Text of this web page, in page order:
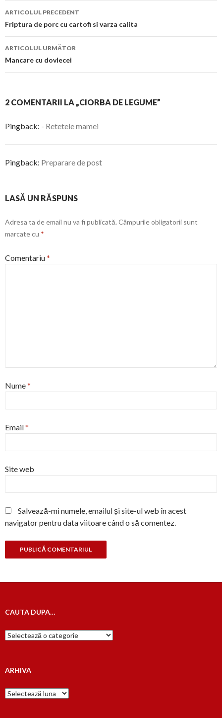
Navigare
în
articol
ARTICOLUL PRECEDENT
Friptura de porc cu cartofi si varza calita
ARTICOLUL URMĂTOR
Mancare cu dovlecei
2 COMENTARII LA „CIORBA DE LEGUME”
Pingback: - Retetele mamei
Pingback: Preparare de post
LASĂ UN RĂSPUNS
Adresa ta de email nu va fi publicată. Câmpurile obligatorii sunt
marcate cu *
Comentariu*
Nume*
Email*
Site web
Salvează-mi numele, emailul și site-ul web în acest
navigator pentru data viitoare când o să comentez.
CAUTA DUPA…
Cauta
dupa…
ARHIVA
Arhiva